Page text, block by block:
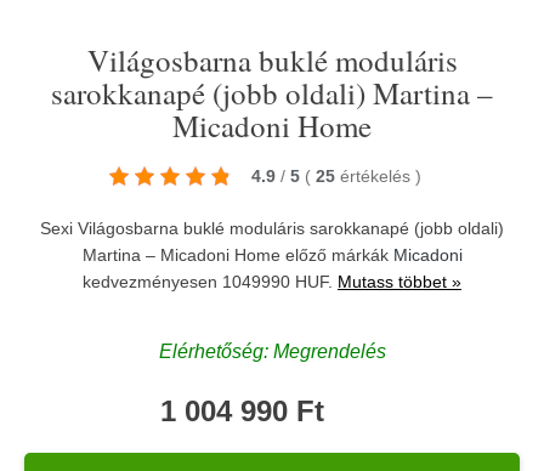
Világosbarna buklé moduláris
sarokkanapé (jobb oldali) Martina –
Micadoni Home
4.9 / 5 ( 25 értékelés )
Sexi Világosbarna buklé moduláris sarokkanapé (jobb oldali)
Martina – Micadoni Home előző márkák Micadoni
kedvezményesen 1049990 HUF. Mutass többet »
Elérhetőség: Megrendelés
1 004 990 Ft